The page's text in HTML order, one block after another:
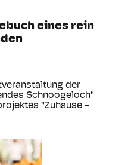
eines rein
der
Schnoogeloch"
"Zuhause -